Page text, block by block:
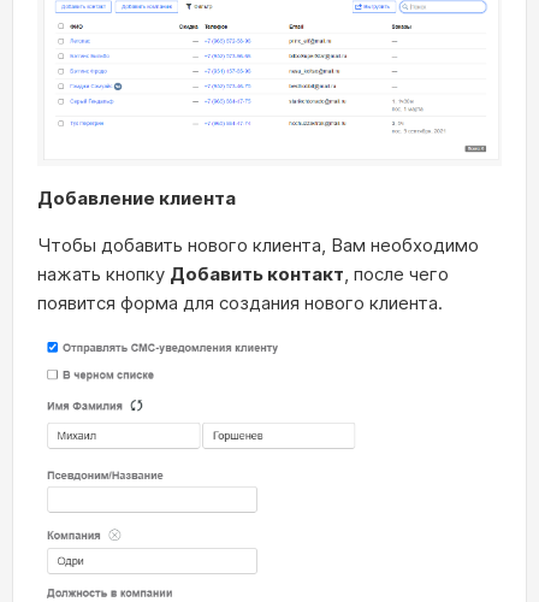
Добавление клиента
Чтобы добавить нового клиента, Вам необходимо
нажать кнопку Добавить контакт , после чего
появится форма для создания нового клиента.